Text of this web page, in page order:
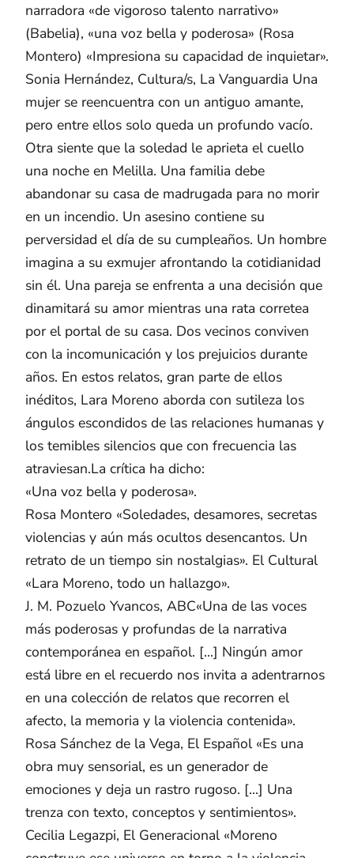
narradora «de vigoroso talento narrativo»
(Babelia), «una voz bella y poderosa» (Rosa
Montero) «Impresiona su capacidad de inquietar».
Sonia Hernández, Cultura/s, La Vanguardia Una
mujer se reencuentra con un antiguo amante,
pero entre ellos solo queda un profundo vacío.
Otra siente que la soledad le aprieta el cuello
una noche en Melilla. Una familia debe
abandonar su casa de madrugada para no morir
en un incendio. Un asesino contiene su
perversidad el día de su cumpleaños. Un hombre
imagina a su exmujer afrontando la cotidianidad
sin él. Una pareja se enfrenta a una decisión que
dinamitará su amor mientras una rata corretea
por el portal de su casa. Dos vecinos conviven
con la incomunicación y los prejuicios durante
años. En estos relatos, gran parte de ellos
inéditos, Lara Moreno aborda con sutileza los
ángulos escondidos de las relaciones humanas y
los temibles silencios que con frecuencia las
atraviesan.La crítica ha dicho:
«Una voz bella y poderosa».
Rosa Montero «Soledades, desamores, secretas
violencias y aún más ocultos desencantos. Un
retrato de un tiempo sin nostalgias». El Cultural
«Lara Moreno, todo un hallazgo».
J. M. Pozuelo Yvancos, ABC«Una de las voces
más poderosas y profundas de la narrativa
contemporánea en español. [...] Ningún amor
está libre en el recuerdo nos invita a adentrarnos
en una colección de relatos que recorren el
afecto, la memoria y la violencia contenida».
Rosa Sánchez de la Vega, El Español «Es una
obra muy sensorial, es un generador de
emociones y deja un rastro rugoso. [...] Una
trenza con texto, conceptos y sentimientos».
Cecilia Legazpi, El Generacional «Moreno